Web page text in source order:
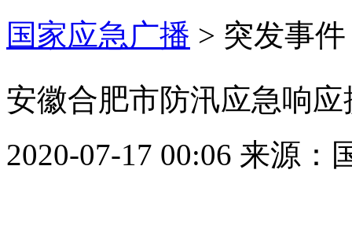
国家应急广播 > 突发事件
安徽合肥市防汛应急响应
2020-07-17 00:06 来源：